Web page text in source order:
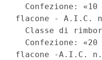
Confezione: «10
flacone - A.I.C.
Classe di
Confezione: «20
flacone -A.I.C. n.